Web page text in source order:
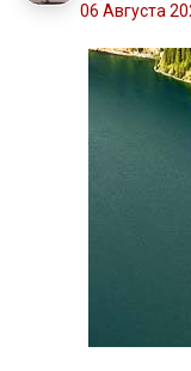
06 Августа